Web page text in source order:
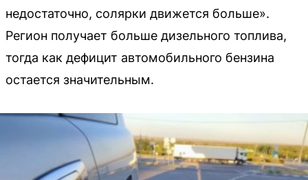
недостаточно, солярки движется больше».
Регион получает больше дизельного топлива,
тогда как дефицит автомобильного бензина
остается значительным.